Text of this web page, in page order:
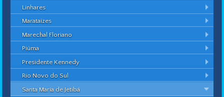
Linhares
Marataízes
Marechal Floriano
Piúma
Presidente Kennedy
Rio Novo do Sul
Santa Maria de Jetibá